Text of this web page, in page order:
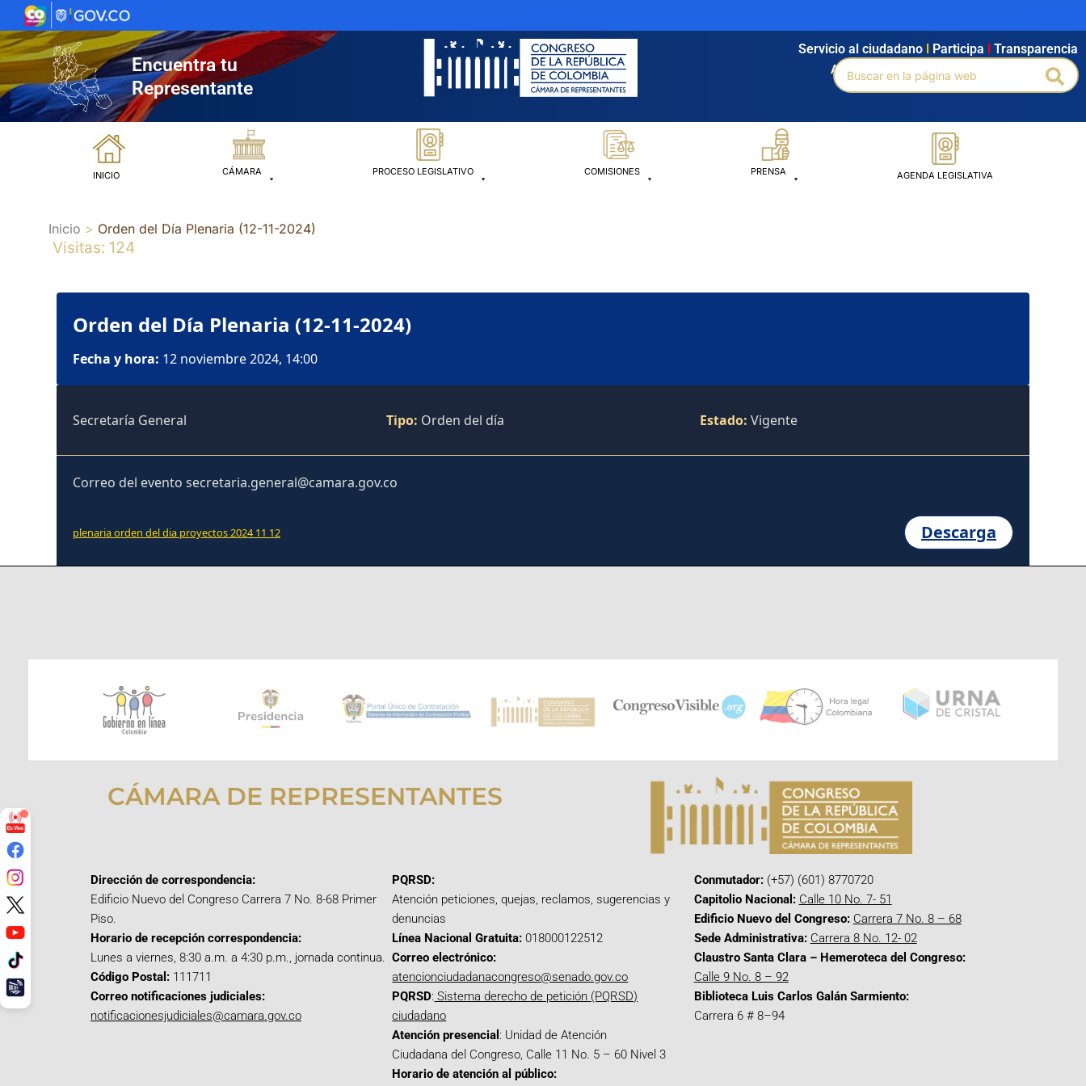
al
contenido
Encuentra tu
Representante
Agendamiento Intranet Búsqueda avanzada
Servicio al ciudadano Participa Transparencia
Buscar
por:
INICIO CÁMARA PROCESO LEGISLATIVO COMISIONES PRENSA AGENDA LEGISLATIVA
Inicio Orden del Día Plenaria (12-11-2024)
Visitas: 124
Orden del Día Plenaria (12-11-2024)
Fecha y hora: 12 noviembre 2024, 14:00
Secretaría General Tipo: Orden del día Estado: Vigente
Correo del evento secretaria.general@camara.gov.co
plenaria orden del dia proyectos 2024 11 12 Descarga
CÁMARA DE REPRESENTANTES
Dirección de correspondencia:
Edificio Nuevo del Congreso Carrera 7 No. 8-68 Primer
Piso.
Horario de recepción correspondencia:
Lunes a viernes, 8:30 a.m. a 4:30 p.m., jornada continua.
Código Postal: 111711
Correo notificaciones judiciales:
notificacionesjudiciales@camara.gov.co
PQRSD:
Atención peticiones, quejas, reclamos, sugerencias y
denuncias
Línea Nacional Gratuita: 018000122512
Correo electrónico:
atencionciudadanacongreso@senado.gov.co
PQRSD: Sistema derecho de petición (PQRSD)
ciudadano
Atención presencial : Unidad de Atención
Ciudadana del Congreso, Calle 11 No. 5 – 60 Nivel 3
Horario de atención al público:
Conmutador:(+57) (601) 8770720
Capitolio Nacional: Calle 10 No. 7- 51
Edificio Nuevo del Congreso: Carrera 7 No. 8 – 68
Sede Administrativa: Carrera 8 No. 12- 02
Claustro Santa Clara – Hemeroteca del Congreso:
Calle 9 No. 8 – 92
Biblioteca Luis Carlos Galán Sarmiento:
Carrera 6 # 8–94